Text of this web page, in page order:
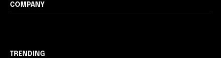
COMPANY
TRENDING